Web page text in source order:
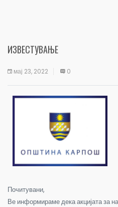
ИЗВЕСТУВАЊЕ
мај 23, 2022 0
Почитувани,
Ве информираме дека акцијата за